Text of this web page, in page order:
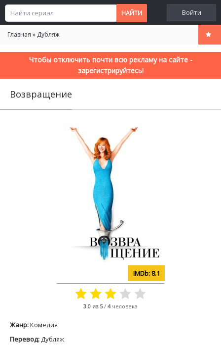
Войти
Главная » Дубляж
Чтобы отключить почти всю рекламу на сайте -
зарегистрируйтесь!
Возвращение
8.1
3.0 из 5/ 4 человека
Жанр:Комедия
Перевод: Дубляж